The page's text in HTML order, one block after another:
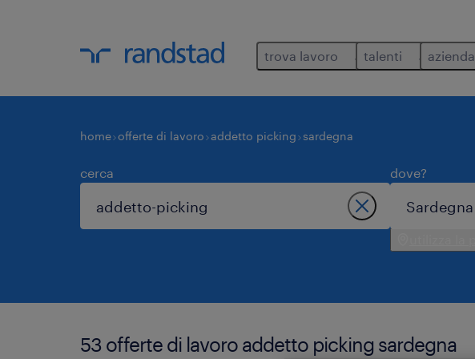
trova lavoro talenti azienda
home offerte di lavoro addetto picking sardegna
cerca dove?
53 offerte di lavoro addetto picking sardegna